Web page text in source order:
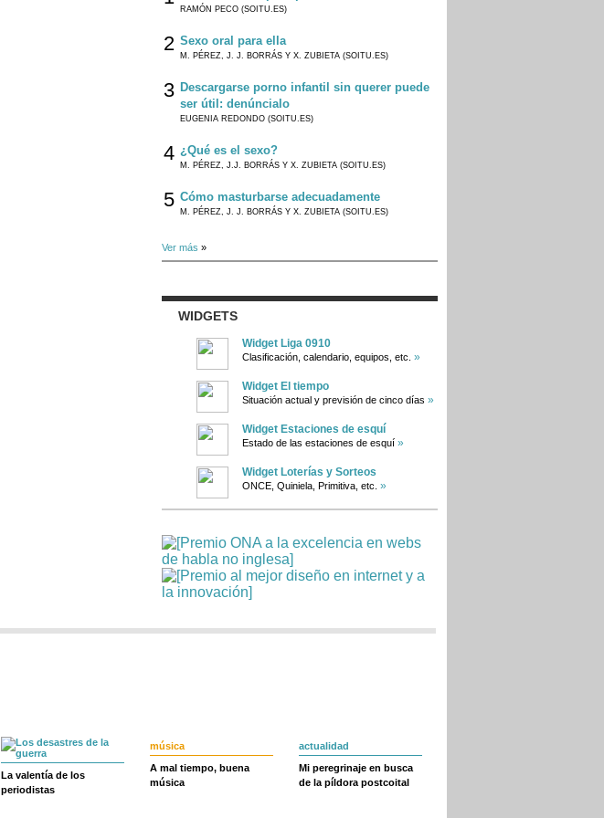
RAMÓN PECO (SOITU.ES)
2 Sexo oral para ella
M. PÉREZ, J. J. BORRÁS Y X. ZUBIETA (SOITU.ES)
3 Descargarse porno infantil sin querer puede
ser útil: denúncialo
EUGENIA REDONDO (SOITU.ES)
4 ¿Qué es el sexo?
M. PÉREZ, J.J. BORRÁS Y X. ZUBIETA (SOITU.ES)
5 Cómo masturbarse adecuadamente
M. PÉREZ, J. J. BORRÁS Y X. ZUBIETA (SOITU.ES)
Ver más »
WIDGETS
Widget Liga 0910
Clasificación, calendario, equipos, etc. »
Widget El tiempo
Situación actual y previsión de cinco días »
Widget Estaciones de esquí
Estado de las estaciones de esquí »
Widget Loterías y Sorteos
ONCE, Quiniela, Primitiva, etc. »
La valentía de los
periodistas
música
A mal tiempo, buena
música
actualidad
Mi peregrinaje en busca
de la píldora postcoital